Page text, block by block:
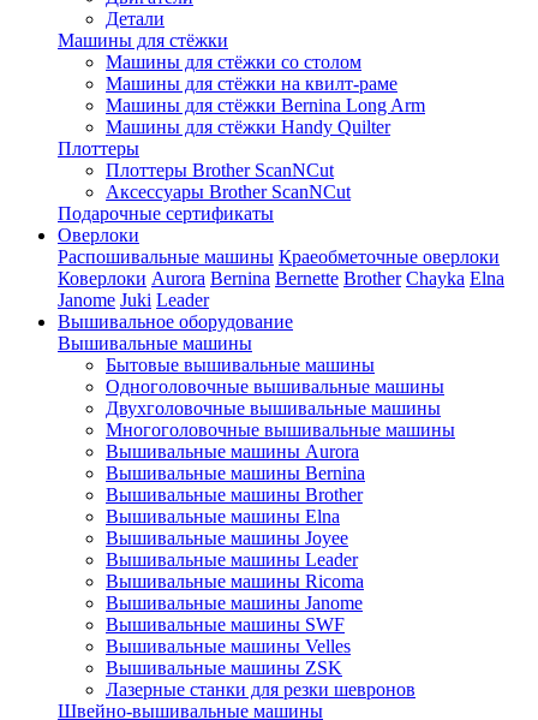
Детали
Машины для стёжки
Машины для стёжки со столом
Машины для стёжки на квилт-раме
Машины для стёжки Bernina Long Arm
Машины для стёжки Handy Quilter
Плоттеры
Плоттеры Brother ScanNCut
Аксессуары Brother ScanNCut
Подарочные сертификаты
Оверлоки
Распошивальные машины Краеобметочные оверлоки
Коверлоки Aurora Bernina Bernette Brother Chayka Elna
Janome Juki Leader
Вышивальное оборудование
Вышивальные машины
Бытовые вышивальные машины
Одноголовочные вышивальные машины
Двухголовочные вышивальные машины
Многоголовочные вышивальные машины
Вышивальные машины Aurora
Вышивальные машины Bernina
Вышивальные машины Brother
Вышивальные машины Elna
Вышивальные машины Joyee
Вышивальные машины Leader
Вышивальные машины Ricoma
Вышивальные машины Janome
Вышивальные машины SWF
Вышивальные машины Velles
Вышивальные машины ZSK
Лазерные станки для резки шевронов
Швейно-вышивальные машины